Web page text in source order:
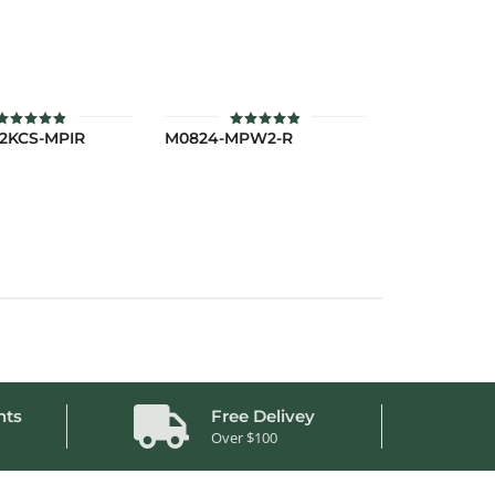
ให้คะแนนMPIR
ให้คะแนน
M0824-MPW2-R
Free Delivey
Over $100